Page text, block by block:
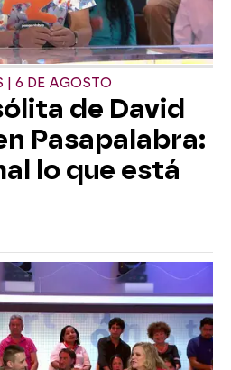
| 6 DE AGOSTO
de David
Pasapalabra:
lo que está